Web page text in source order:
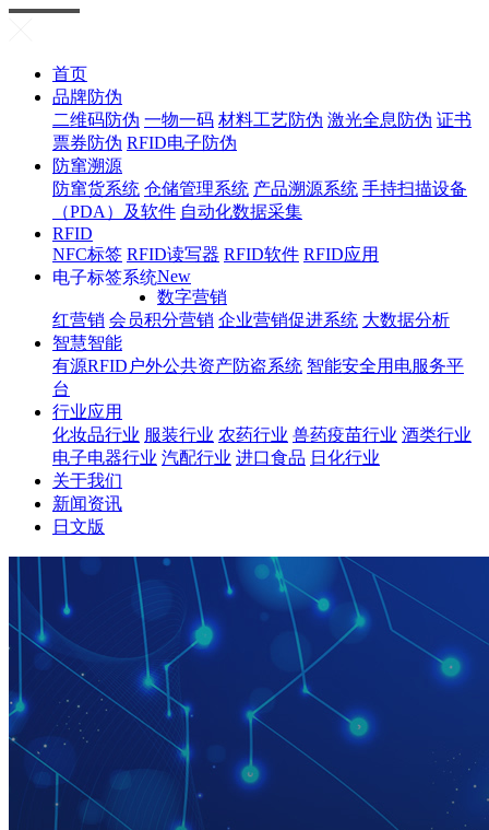
首页
品牌防伪
二维码防伪 一物一码 材料工艺防伪 激光全息防伪 证书
票券防伪 RFID电子防伪
防窜溯源
防窜货系统 仓储管理系统 产品溯源系统 手持扫描设备
（PDA）及软件 自动化数据采集
RFID
NFC标签 RFID读写器 RFID软件 RFID应用
电子标签系统New
数字营销
红营销 会员积分营销 企业营销促进系统 大数据分析
智慧智能
有源RFID户外公共资产防盗系统 智能安全用电服务平
台
行业应用
化妆品行业 服装行业 农药行业 兽药疫苗行业 酒类行业
电子电器行业 汽配行业 进口食品 日化行业
关于我们
新闻资讯
日文版